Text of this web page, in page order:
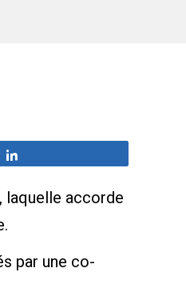
laquelle accorde
par une co-